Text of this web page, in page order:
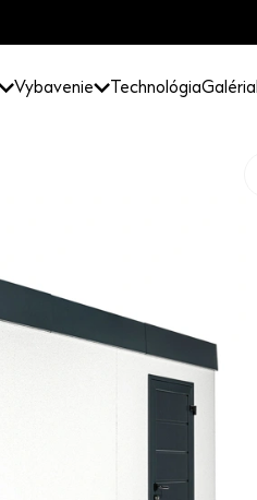
Vybavenie TechnológiaGaléria